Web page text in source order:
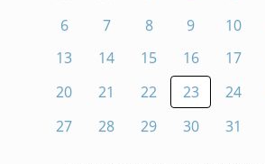
6
7 8 9 10
13
14 15 16 17
20
21 22 23 24
27
28 29 30 31